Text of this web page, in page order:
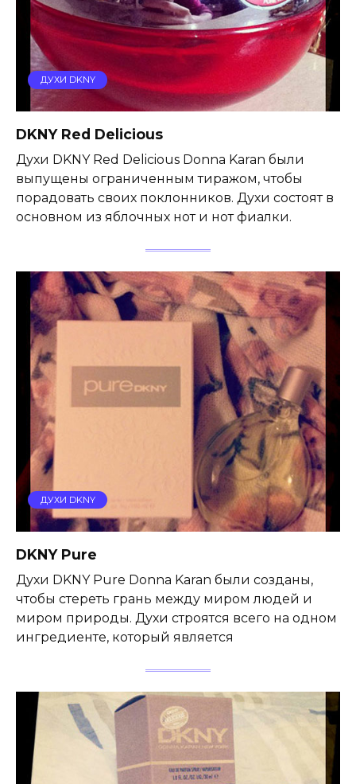
ДУХИ DKNY
DKNY Red Delicious
Духи DKNY Red Delicious Donna Karan были
выпущены ограниченным тиражом, чтобы
порадовать своих поклонников. Духи состоят в
основном из яблочных нот и нот фиалки.
ДУХИ DKNY
DKNY Pure
Духи DKNY Pure Donna Karan были созданы,
чтобы стереть грань между миром людей и
миром природы. Духи строятся всего на одном
ингредиенте, который является